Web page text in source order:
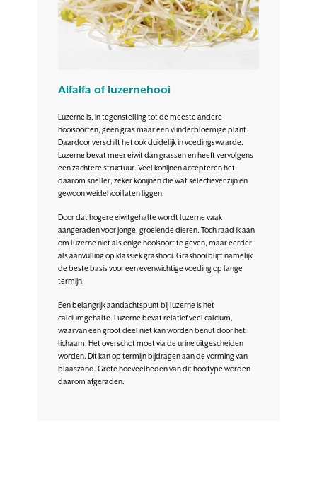
Alfalfa of luzernehooi
Luzerne is, in tegenstelling tot de meeste andere
hooisoorten, geen gras maar een vlinderbloemige plant.
Daardoor verschilt het ook duidelijk in voedingswaarde.
Luzerne bevat meer eiwit dan grassen en heeft vervolgens
een zachtere structuur. Veel konijnen accepteren het
daarom sneller, zeker konijnen die wat selectiever zijn en
gewoon weidehooi laten liggen.
Door dat hogere eiwitgehalte wordt luzerne vaak
aangeraden voor jonge, groeiende dieren. Toch raad ik aan
om luzerne niet als enige hooisoort te geven, maar eerder
als aanvulling op klassiek grashooi. Grashooi blijft namelijk
de beste basis voor een evenwichtige voeding op lange
termijn.
Een belangrijk aandachtspunt bij luzerne is het
calciumgehalte. Luzerne bevat relatief veel calcium,
waarvan een groot deel niet kan worden benut door het
lichaam. Het overschot moet via de urine uitgescheiden
worden. Dit kan op termijn bijdragen aan de vorming van
blaaszand. Grote hoeveelheden van dit hooitype worden
daarom afgeraden.